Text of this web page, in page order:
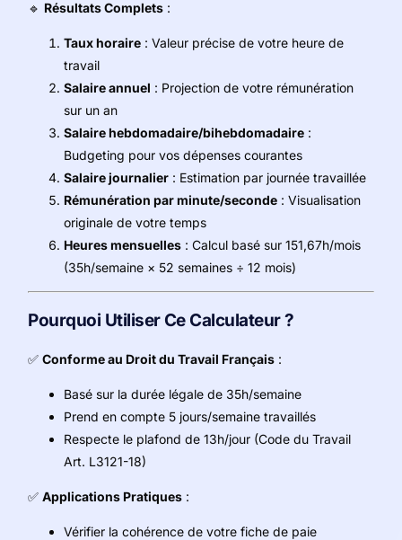
🔹 Résultats Complets :
Taux horaire : Valeur précise de votre heure de
travail
Salaire annuel : Projection de votre rémunération
sur un an
Salaire hebdomadaire/bihebdomadaire :
Budgeting pour vos dépenses courantes
Salaire journalier : Estimation par journée travaillée
Rémunération par minute/seconde : Visualisation
originale de votre temps
Heures mensuelles : Calcul basé sur 151,67h/mois
(35h/semaine × 52 semaines ÷ 12 mois)
Pourquoi Utiliser Ce Calculateur ?
✅Conforme au Droit du Travail Français :
Basé sur la durée légale de 35h/semaine
Prend en compte 5 jours/semaine travaillés
Respecte le plafond de 13h/jour (Code du Travail
Art. L3121-18)
✅Applications Pratiques :
Vérifier la cohérence de votre fiche de paie